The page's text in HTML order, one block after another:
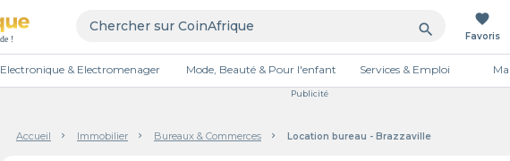
search
favorite
Favoris
Electronique & Electromenager Mode, Beauté & Pour l'enfant Services & Emploi
Publicité
Accueil Immobilier Bureaux & Commerces Location bureau - Brazzaville